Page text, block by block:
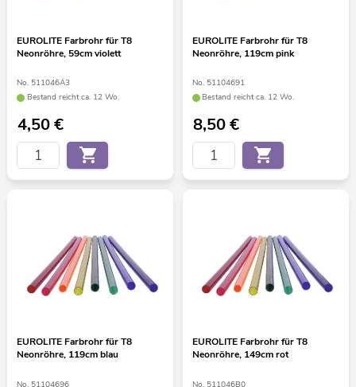
EUROLITE Farbrohr für T8
Neonröhre, 59cm violett
No. 511046A3
Bestand reicht ca. 12 Wo.
4,50€
EUROLITE Farbrohr für T8
Neonröhre, 119cm pink
No. 51104691
Bestand reicht ca. 12 Wo.
8,50€
EUROLITE Farbrohr für T8
Neonröhre, 119cm blau
No. 51104696
EUROLITE Farbrohr für T8
Neonröhre, 149cm rot
No. 511046B0